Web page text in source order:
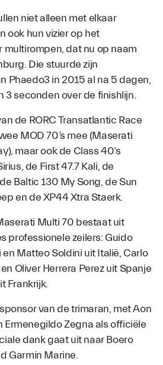
niet alleen met elkaar
ook hun vizier op het
dat nu op naam
Die stuurde zijn
Phaedo3 in 2015 al na 5 dagen,
3 seconden over de finishlijn.
de RORC Transatlantic Race
MOD 70’s mee (Maserati
maar ook de Class 40’s
de First 47.7 Kali, de
Baltic 130 My Song, de Sun
en de XP44 Xtra Staerk.
Multi 70 bestaat uit
professionele zeilers: Guido
Matteo Soldini uit Italië, Carlo
Oliver Herrera Perez uit Spanje
Frankrijk.
van de trimaran, met Aon
Ermenegildo Zegna als officiële
dank gaat uit naar Boero
Garmin Marine.